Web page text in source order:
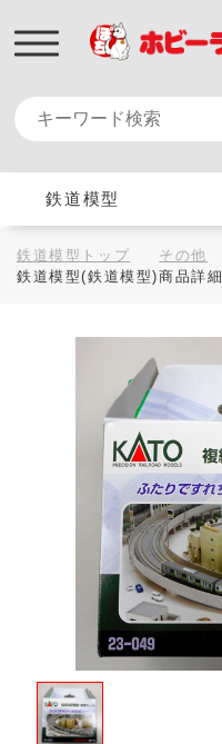
鉄道模型
鉄道模型トップ その他
鉄道模型(鉄道模型)商品詳細